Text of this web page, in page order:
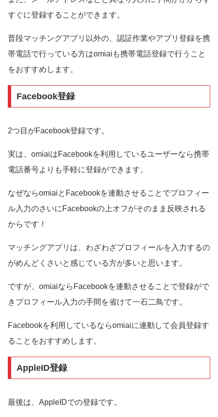
すぐに登録することができます。
普段マッチングアプリ以外の、認証作業やアプリ登録を携
帯電話で行っている方はomiaiも携帯電話登録で行うこと
をおすすめします。
Facebook登録
2つ目がFacebook登録です。
実は、omiaiはFacebookを利用しているユーザーなら携帯
電話番号よりも手軽に登録ができます。
なぜならomiaiとFacebookを連動させることでプロフィー
ル入力のさいにFacebookの上オフがそのまま反映される
からです！
マッチングアプリは、わざわざプロフィールを入力するの
がめんどくさいと感じている方が多いと思います。
ですが、omiaiならFacebookを連動させることで登録がで
きプロフィール入力の手間を省けて一石二鳥です。
Facebookを利用しているならomiaiに連動して会員登録す
ることをおすすめします。
AppleID登録
最後は、AppleIDでの登録です。